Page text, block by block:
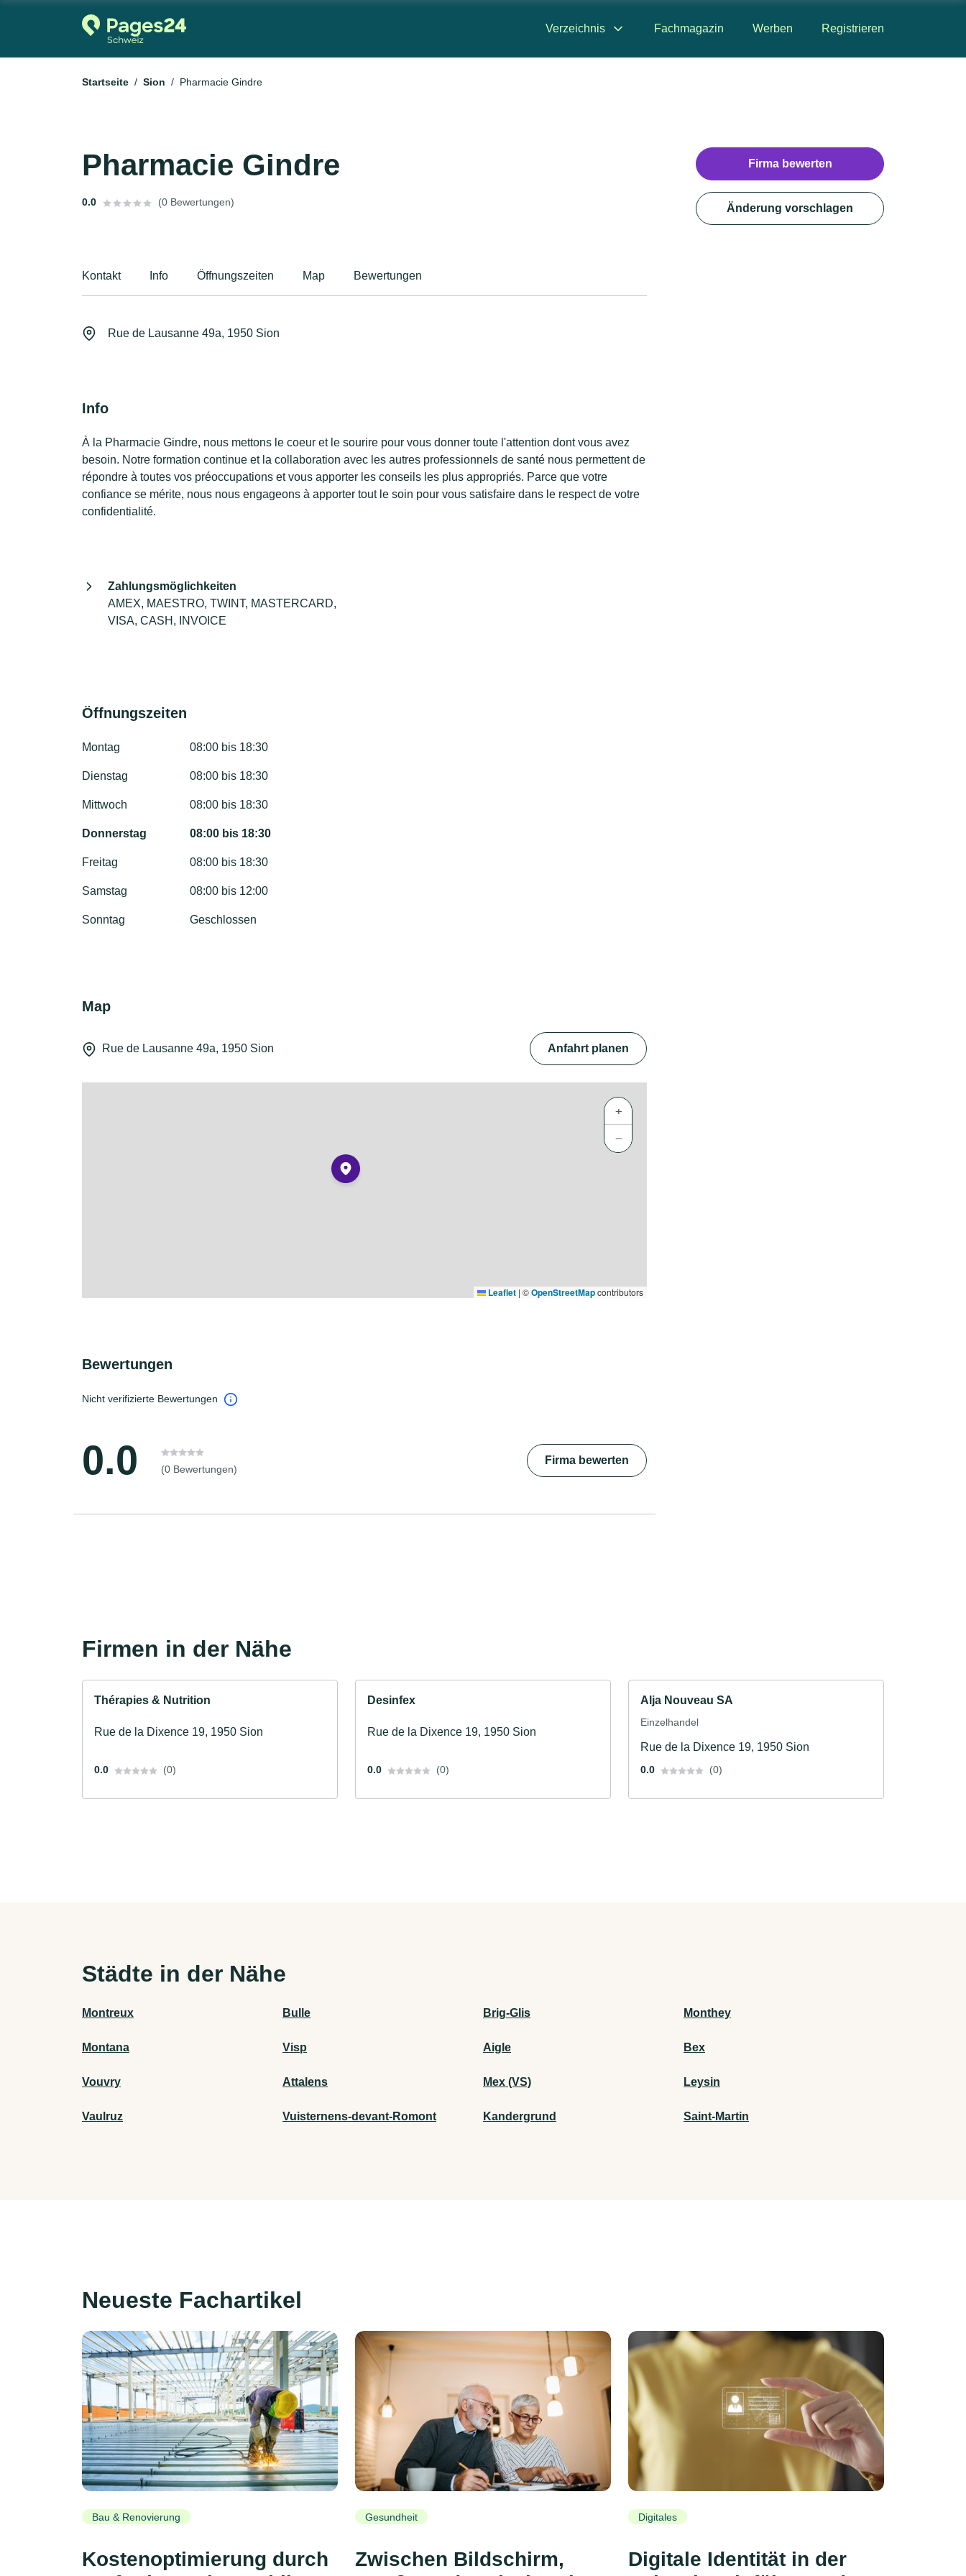
Verzeichnis Fachmagazin Werben Registrieren
Startseite Sion Pharmacie Gindre
Pharmacie Gindre
0.0 (0 Bewertungen)
Kontakt Info Öffnungszeiten Map Bewertungen
Rue de Lausanne 49a, 1950 Sion
Info
À la Pharmacie Gindre, nous mettons le coeur et le sourire pour vous donner toute l'attention dont vous avez
besoin. Notre formation continue et la collaboration avec les autres professionnels de santé nous permettent de
répondre à toutes vos préoccupations et vous apporter les conseils les plus appropriés. Parce que votre
confiance se mérite, nous nous engageons à apporter tout le soin pour vous satisfaire dans le respect de votre
confidentialité.
Zahlungsmöglichkeiten
AMEX, MAESTRO, TWINT, MASTERCARD,
VISA, CASH, INVOICE
Öffnungszeiten
Montag 08:00 bis 18:30
Dienstag 08:00 bis 18:30
Mittwoch 08:00 bis 18:30
Donnerstag 08:00 bis 18:30
Freitag 08:00 bis 18:30
Samstag 08:00 bis 12:00
Sonntag Geschlossen
Map
Rue de Lausanne 49a, 1950 Sion Anfahrt planen
+
−
Leaflet | ©OpenStreetMapcontributors
Bewertungen
Nicht verifizierte Bewertungen
0.0 (0 Bewertungen)
Firma bewerten
Firma bewerten
Änderung vorschlagen
Firmen in der Nähe
Thérapies & Nutrition
Rue de la Dixence 19, 1950 Sion
0.0 (0)
Desinfex
Rue de la Dixence 19, 1950 Sion
0.0 (0)
Alja Nouveau SA
Einzelhandel
Rue de la Dixence 19, 1950 Sion
0.0 (0)
Städte in der Nähe
Montreux Bulle Brig-Glis Monthey
Montana Visp Aigle Bex
Vouvry Attalens Mex (VS) Leysin
Vaulruz Vuisternens-devant-Romont Kandergrund Saint-Martin
Neueste Fachartikel
Bau & Renovierung
Kostenoptimierung durch
Gesundheit
Zwischen Bildschirm,
Digitales
Digitale Identität in der